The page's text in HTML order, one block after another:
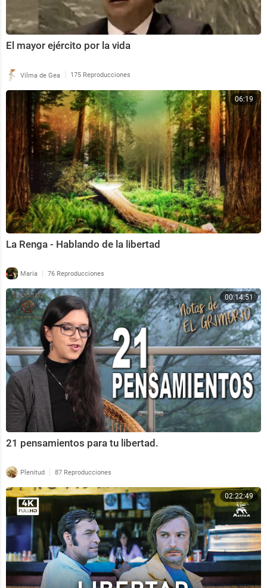
El mayor ejército por la vida
Vilma de Gea | 175 Reproducciones
06:19
La Renga - Hablando de la libertad
Maria | 76 Reproducciones
00:14:51
21 pensamientos para tu libertad.
Plenitud | 87 Reproducciones
02:22:49